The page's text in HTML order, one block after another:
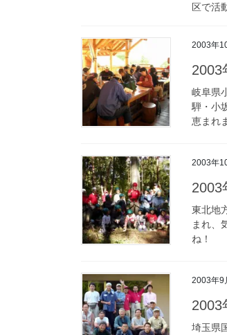
区で活
2003年
2003
岐阜県
騨・小
恵まれ
2003年
2003
東北地
まれ、
ね！
2003年9
2003
埼玉県